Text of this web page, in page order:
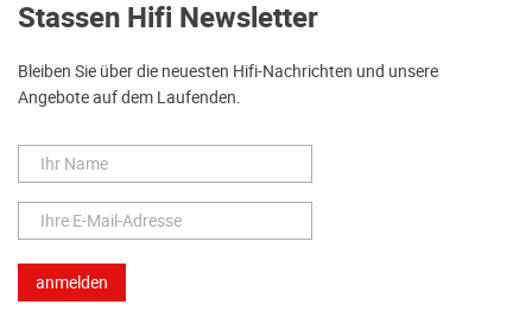
Stassen Hifi Newsletter
Bleiben Sie über die neuesten Hifi-Nachrichten und unsere
Angebote auf dem Laufenden.